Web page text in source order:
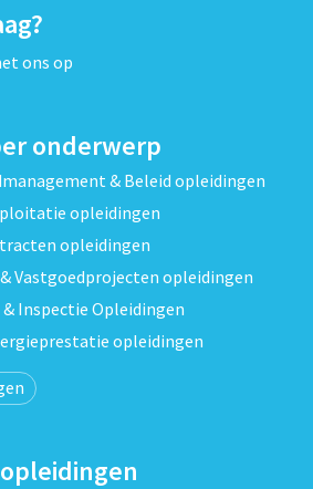
ons op
onderwerp
& Beleid opleidingen
opleidingen
opleidingen
Vastgoedprojecten opleidingen
Inspectie Opleidingen
opleidingen